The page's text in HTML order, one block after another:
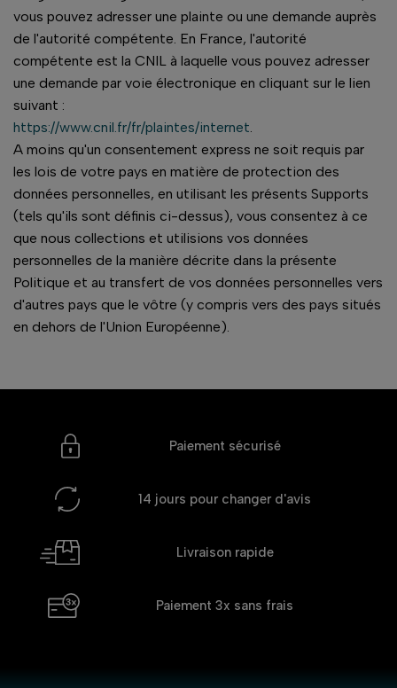
vous pouvez adresser une plainte ou une demande auprès
de l'autorité compétente. En France, l'autorité
compétente est la CNIL à laquelle vous pouvez adresser
une demande par voie électronique en cliquant sur le lien
suivant :
https://www.cnil.fr/fr/plaintes/internet
A moins qu'un consentement express ne soit requis par
les lois de votre pays en matière de protection des
données personnelles, en utilisant les présents Supports
(tels qu'ils sont définis ci-dessus), vous consentez à ce
que nous collections et utilisions vos données
personnelles de la manière décrite dans la présente
Politique et au transfert de vos données personnelles vers
d'autres pays que le vôtre (y compris vers des pays situés
en dehors de l'Union Européenne).
Paiement sécurisé
14 jours pour changer d'avis
Livraison rapide
Paiement 3x sans frais